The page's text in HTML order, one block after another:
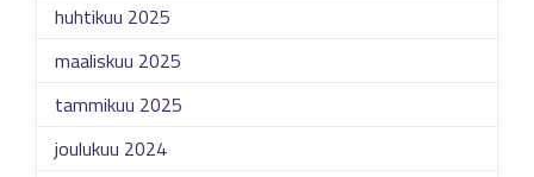
huhtikuu 2025
maaliskuu 2025
tammikuu 2025
joulukuu 2024